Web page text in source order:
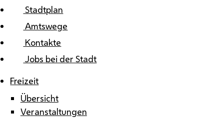
Stadtplan
Amtswege
Kontakte
Jobs bei der Stadt
Freizeit
Übersicht
Veranstaltungen